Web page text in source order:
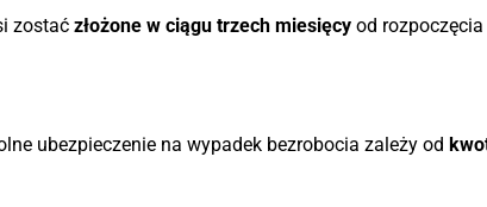
zostać złożone w ciągu trzech miesięcyod rozpoczęcia
ubezpieczenie na wypadek bezrobocia zależy od